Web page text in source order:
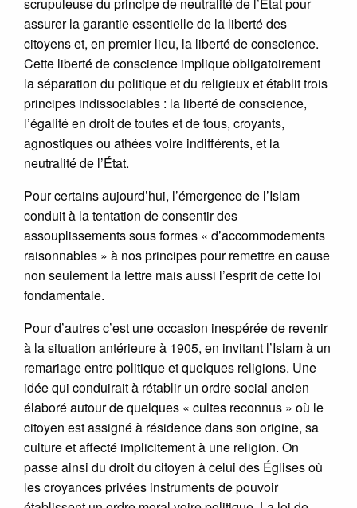
assurer la garantie essentielle de la liberté des
citoyens et, en premier lieu, la liberté de conscience.
Cette liberté de conscience implique obligatoirement
la séparation du politique et du religieux et établit trois
principes indissociables : la liberté de conscience,
l’égalité en droit de toutes et de tous, croyants,
agnostiques ou athées voire indifférents, et la
neutralité de l’État.
Pour certains aujourd’hui, l’émergence de l’Islam
conduit à la tentation de consentir des
assouplissements sous formes « d’accommodements
raisonnables » à nos principes pour remettre en cause
non seulement la lettre mais aussi l’esprit de cette loi
fondamentale.
Pour d’autres c’est une occasion inespérée de revenir
à la situation antérieure à 1905, en invitant l’Islam à un
remariage entre politique et quelques religions. Une
idée qui conduirait à rétablir un ordre social ancien
élaboré autour de quelques « cultes reconnus » où le
citoyen est assigné à résidence dans son origine, sa
culture et affecté implicitement à une religion. On
passe ainsi du droit du citoyen à celui des Églises où
les croyances privées instruments de pouvoir